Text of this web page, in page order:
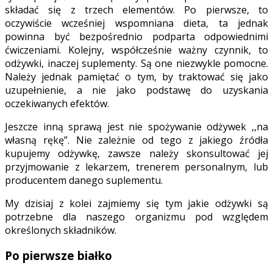
składać się z trzech elementów. Po pierwsze, to
oczywiście wcześniej wspomniana dieta, ta jednak
powinna być bezpośrednio podparta odpowiednimi
ćwiczeniami. Kolejny, współcześnie ważny czynnik, to
odżywki, inaczej suplementy. Są one niezwykle pomocne.
Należy jednak pamiętać o tym, by traktować się jako
uzupełnienie, a nie jako podstawę do uzyskania
oczekiwanych efektów.
Jeszcze inną sprawą jest nie spożywanie odżywek ,,na
własną rękę”. Nie zależnie od tego z jakiego źródła
kupujemy odżywkę, zawsze należy skonsultować jej
przyjmowanie z lekarzem, trenerem personalnym, lub
producentem danego suplementu.
My dzisiaj z kolei zajmiemy się tym jakie odżywki są
potrzebne dla naszego organizmu pod względem
określonych składników.
Po pierwsze białko